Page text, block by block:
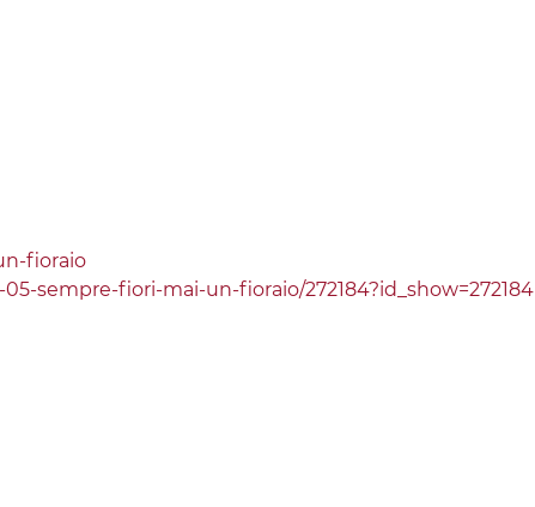
fioraio
sempre-fiori-mai-un-fioraio/272184?id_show=272184